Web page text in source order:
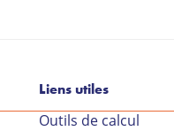
Liens utiles
Outils de calcul